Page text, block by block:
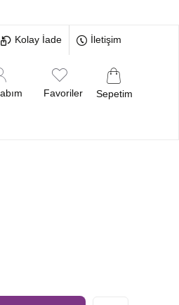
Kolay İade İletişim
Favoriler Sepetim